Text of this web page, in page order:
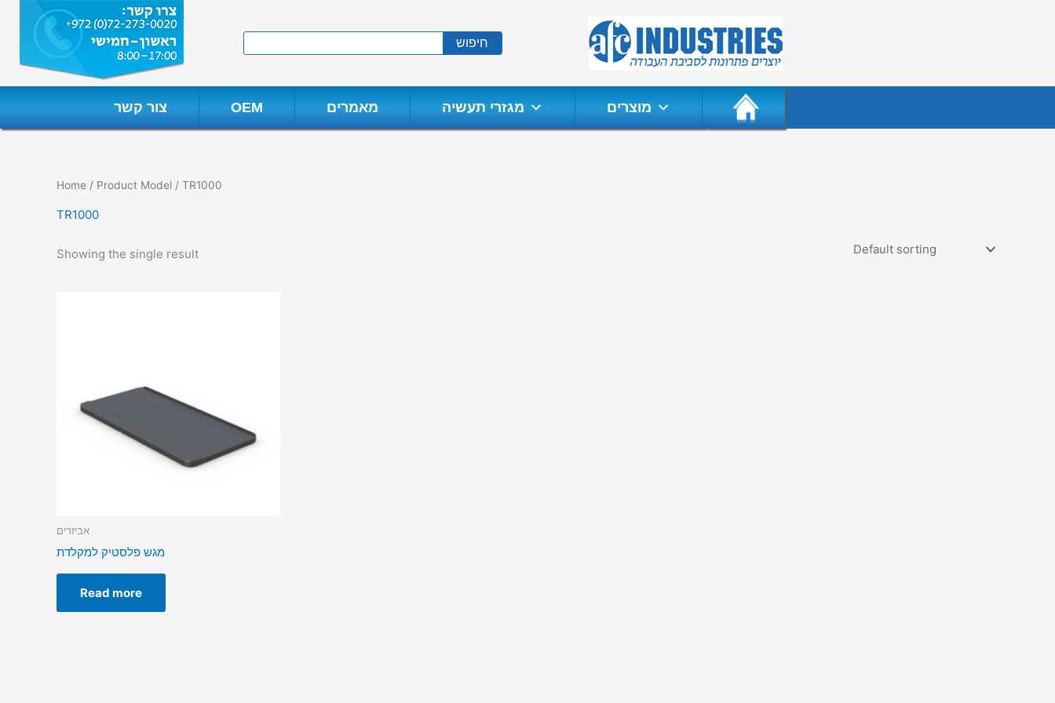
content
חיפוש
צור קשר OEM מאמרים מגזרי תעשיה מוצרים
Home / Product Model / TR1000
TR1000
Showing the single result
אביזרים
מגש פלסטיק למקלדת
Read more